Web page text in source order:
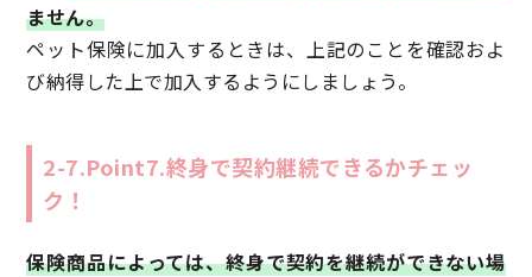
ません。
ペット保険に加入するときは、上記のことを確認およ
び納得した上で加入するようにしましょう。
2-7.Point7.終身で契約継続できるかチェッ
ク！
保険商品によっては、終身で契約を継続ができない場